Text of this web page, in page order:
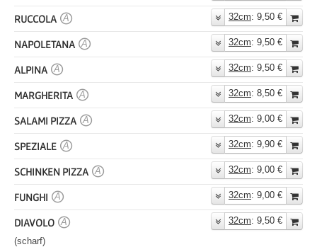
RUCCOLA A 32cm: 9,50 €
NAPOLETANA A 32cm: 9,50 €
ALPINA A 32cm: 9,50 €
MARGHERITA A 32cm: 8,50 €
SALAMI PIZZA A 32cm: 9,00 €
SPEZIALE A 32cm: 9,90 €
SCHINKEN PIZZA A 32cm: 9,00 €
FUNGHI A 32cm: 9,00 €
DIAVOLO A 32cm: 9,50 €
(scharf)